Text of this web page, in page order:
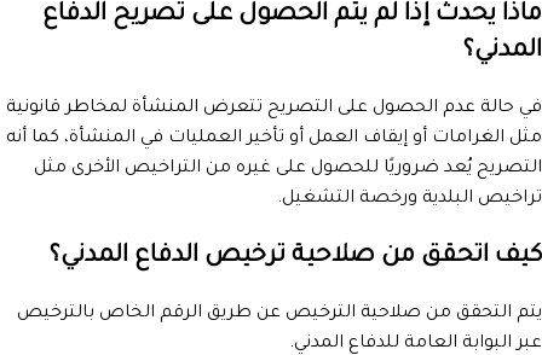
ماذا يحدث إذا لم يتم الحصول على تصريح الدفاع
المدني؟
في حالة عدم الحصول على التصريح تتعرض المنشأة لمخاطر قانونية
مثل الغرامات أو إيقاف العمل أو تأخير العمليات في المنشأة، كما أنه
التصريح يُعد ضروريًا للحصول على غيره من التراخيص الأخرى مثل
تراخيص البلدية ورخصة التشغيل.
كيف اتحقق من صلاحية ترخيص الدفاع المدني؟
يتم التحقق من صلاحية الترخيص عن طريق الرقم الخاص بالترخيص
عبر البوابة العامة للدفاع المدني.